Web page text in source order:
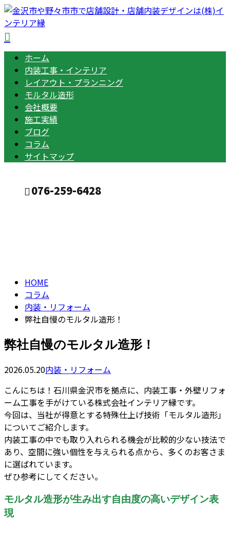
ホーム
内装工事・インテリア
レイアウト・プランニング
モルタル造形
会社概要
施工実績
ブログ
コラム
サイトマップ
076-259-6428
HOME
コラム
内装・リフォーム
弊社自慢のモルタル造形！
弊社自慢のモルタル造形！
2026.05.20内装・リフォーム
こんにちは！石川県金沢市を拠点に、内装工事・外壁リフォ
ーム工事を手がけている株式会社インテリア縁です。
今回は、当社が得意とする特殊仕上げ技術「モルタル造形」
についてご紹介します。
内装工事の中でも取り入れられる機会が比較的少ない技法で
あり、空間に強い個性を与えられる点から、多くのお客さま
に選ばれています。
ぜひ参考にしてください。
モルタル造形が生み出す自由度の高いデザイン表
現